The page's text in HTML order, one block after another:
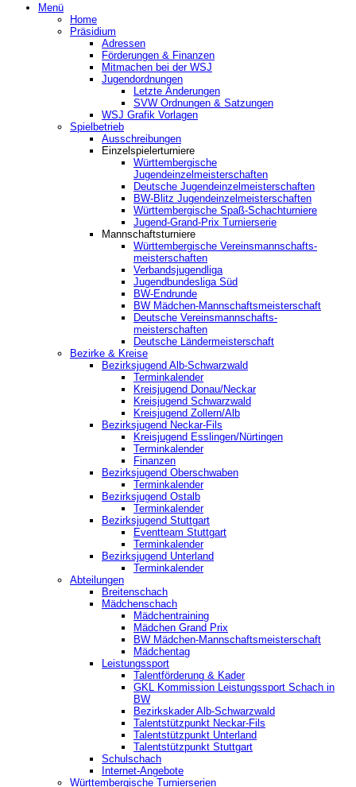
Menü
Home
Präsidium
Adressen
Förderungen & Finanzen
Mitmachen bei der WSJ
Jugendordnungen
Letzte Änderungen
SVW Ordnungen & Satzungen
WSJ Grafik Vorlagen
Spielbetrieb
Ausschreibungen
Einzelspielerturniere
Württembergische
Jugendeinzelmeisterschaften
Deutsche Jugendeinzelmeisterschaften
BW-Blitz Jugendeinzelmeisterschaften
Württembergische Spaß-Schachturniere
Jugend-Grand-Prix Turnierserie
Mannschaftsturniere
Württembergische Vereinsmannschafts-
meisterschaften
Verbandsjugendliga
Jugendbundesliga Süd
BW-Endrunde
BW Mädchen-Mannschaftsmeisterschaft
Deutsche Vereinsmannschafts-
meisterschaften
Deutsche Ländermeisterschaft
Bezirke & Kreise
Bezirksjugend Alb-Schwarzwald
Terminkalender
Kreisjugend Donau/Neckar
Kreisjugend Schwarzwald
Kreisjugend Zollern/Alb
Bezirksjugend Neckar-Fils
Kreisjugend ‎Esslingen/Nürtingen
Terminkalender
Finanzen
Bezirksjugend Oberschwaben
Terminkalender
Bezirksjugend Ostalb
Terminkalender
Bezirksjugend Stuttgart
‎Eventteam Stuttgart
Terminkalender
Bezirksjugend Unterland
Terminkalender
Abteilungen
Breitenschach
Mädchenschach
Mädchentraining
Mädchen Grand Prix
BW Mädchen-Mannschaftsmeisterschaft
Mädchentag
Leistungssport
Talentförderung & Kader
GKL Kommission Leistungssport Schach in
BW
Bezirkskader Alb-Schwarzwald
Talentstützpunkt Neckar-Fils
Talentstützpunkt Unterland
Talentstützpunkt Stuttgart
Schulschach
Internet-Angebote
Württembergische Turnierserien